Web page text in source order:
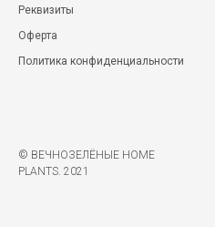
Реквизиты
Оферта
Политика конфиденциальности
© ВЕЧНОЗЕЛЁНЫЕ HOME
PLANTS. 2021